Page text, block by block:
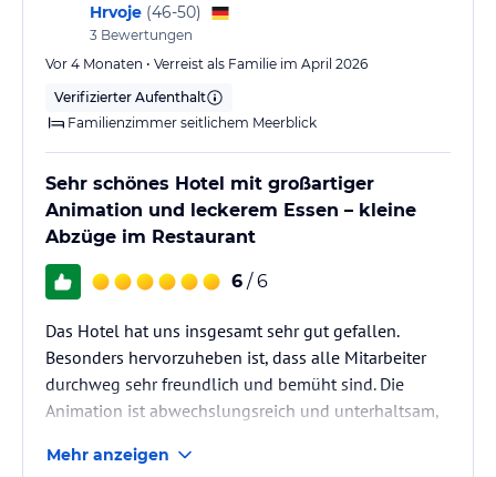
Hrvoje (46-50)
3 Bewertungen
Vor 4 Monaten • Verreist als Familie im April 2026
Verifizierter Aufenthalt
Familienzimmer seitlichem Meerblick
Sehr schönes Hotel mit großartiger
Animation und leckerem Essen – kleine
Abzüge im Restaurant
6 / 6
Das Hotel hat uns insgesamt sehr gut gefallen.
Besonders hervorzuheben ist, dass alle Mitarbeiter
durchweg sehr freundlich und bemüht sind. Die
Animation ist abwechslungsreich und unterhaltsam,
Cocktails sind sehr lecker. Auch das Essen war
Mehr anzeigen